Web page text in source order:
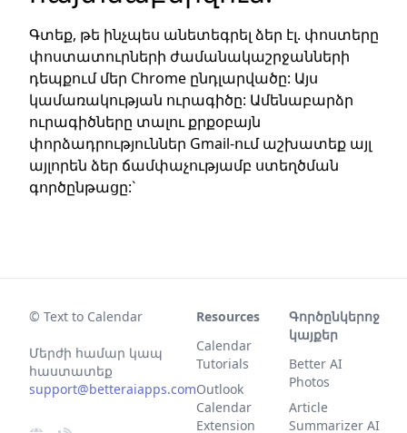
Գտեք, թե ինչպես անետեգրել ձեր էլ. փոստերը
փոստատուրների ժամանակաշրջանների
դեպքում մեր Chrome ընդլարվածը: Այս
կամառակության ուրագիծը: Ամենաբարձր
ուրագիծները տալու քրքօբայն
փորձադրություններ Gmail-ում աշխատեք այլ
այլորեն ձեր ճամփաչությամբ ստեղծման
գործընթացը:`
© Text to Calendar
Մերժի համար կապ
հաստատեք
support@betteraiapps.com
Resources
Calendar
Tutorials
Outlook
Calendar
Extension
Գործընկերոջ
կայքեր
Better AI
Photos
Article
Summarizer AI